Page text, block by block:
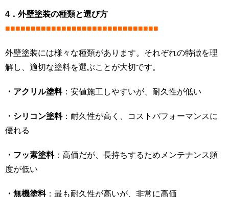
4．外壁塗装の種類と選び方
■■■■■■■■■■■■■■■■■■■■■■■■■■■■■■
外壁塗装には様々な種類があります。それぞれの特徴を理
解し、適切な塗料を選ぶことが大切です。
・アクリル塗料：安値施工しやすいが、耐久性が低い
・シリコン塗料：耐久性が高く、コストパフォーマンスに
優れる
・フッ素塗料：高価だが、長持ちするためメンテナンス頻
度が低い
・無機塗料：最も耐久性が高いが、非常に高価